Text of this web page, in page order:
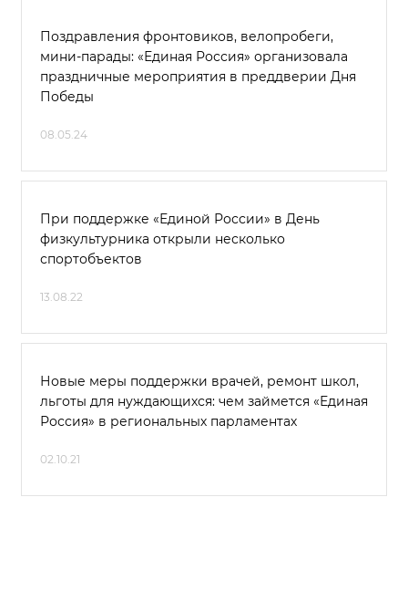
Поздравления фронтовиков, велопробеги,
мини-парады: «Единая Россия» организовала
праздничные мероприятия в преддверии Дня
Победы
08.05.24
При поддержке «Единой России» в День
физкультурника открыли несколько
спортобъектов
13.08.22
Новые меры поддержки врачей, ремонт школ,
льготы для нуждающихся: чем займется «Единая
Россия» в региональных парламентах
02.10.21